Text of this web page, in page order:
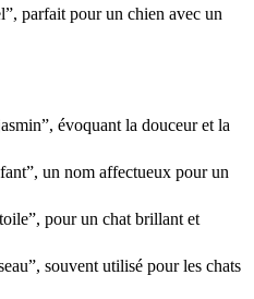
parfait pour un chien avec un
évoquant la douceur et la
un nom affectueux pour un
pour un chat brillant et
souvent utilisé pour les chats